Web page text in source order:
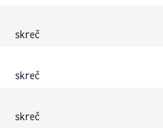
skreč
skreč
skreč